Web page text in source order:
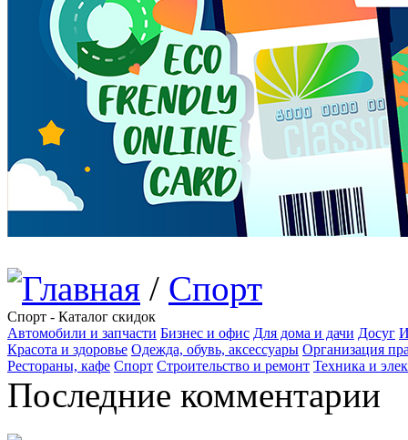
/ Спорт
Спорт - Каталог скидок
Автомобили и запчасти Бизнес и офис Для дома и дачи Досуг
Красота и здоровье Одежда, обувь, аксессуары Организация
Рестораны, кафе Спорт Строительство и ремонт Техника и
Последние комментарии